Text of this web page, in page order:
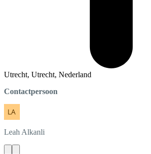
Utrecht, Utrecht, Nederland
Contactpersoon
Leah Alkanli